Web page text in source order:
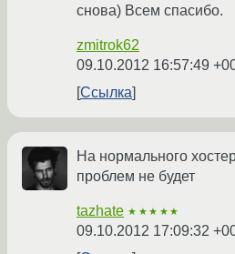
снова) Всем спасибо.
zmitrok62
09.10.2012 16:57:49
Ссылка
На нормального
проблем не будет
tazhate ★★★★★
09.10.2012 17:09:32